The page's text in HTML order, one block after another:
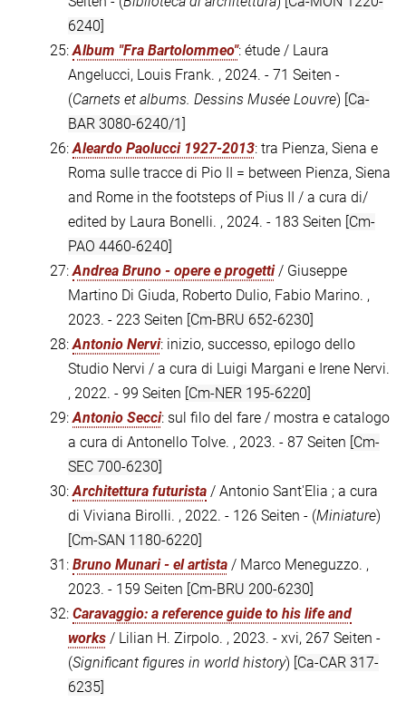
6240]
25:Album "Fra Bartolommeo": étude / Laura
Angelucci, Louis Frank. , 2024. - 71 Seiten -
(Carnets et albums. Dessins Musée Louvre) [Ca-
BAR 3080-6240/1]
26:Aleardo Paolucci 1927-2013: tra Pienza, Siena e
Roma sulle tracce di Pio II = between Pienza, Siena
and Rome in the footsteps of Pius II / a cura di/
edited by Laura Bonelli. , 2024. - 183 Seiten [Cm-
PAO 4460-6240]
27:Andrea Bruno - opere e progetti/ Giuseppe
Martino Di Giuda, Roberto Dulio, Fabio Marino. ,
2023. - 223 Seiten [Cm-BRU 652-6230]
28:Antonio Nervi: inizio, successo, epilogo dello
Studio Nervi / a cura di Luigi Margani e Irene Nervi.
, 2022. - 99 Seiten [Cm-NER 195-6220]
29:Antonio Secci: sul filo del fare / mostra e catalogo
a cura di Antonello Tolve. , 2023. - 87 Seiten [Cm-
SEC 700-6230]
30:Architettura futurista / Antonio Sant'Elia ; a cura
di Viviana Birolli. , 2022. - 126 Seiten - (Miniature)
[Cm-SAN 1180-6220]
31: Bruno Munari - el artista / Marco Meneguzzo. ,
2023. - 159 Seiten [Cm-BRU 200-6230]
32: Caravaggio: a reference guide to his life and
works / Lilian H. Zirpolo. , 2023. - xvi, 267 Seiten -
(Significant figures in world history) [Ca-CAR 317-
6235]